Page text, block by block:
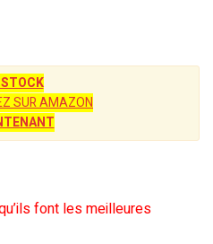
SUR AMAZON
font les meilleures